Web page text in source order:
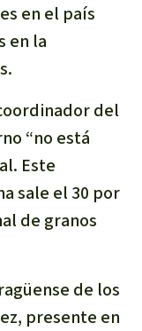
Defensores
en el país
en la
del
“no está
Este
sale el 30 por
de granos
de los
presente en